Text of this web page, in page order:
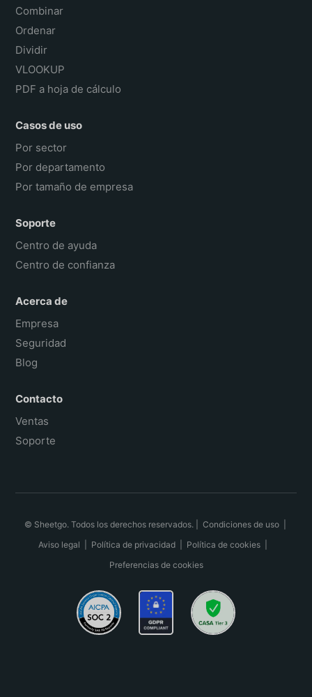
Combinar
Ordenar
Dividir
VLOOKUP
PDF a hoja de cálculo
Casos de uso
Por sector
Por departamento
Por tamaño de empresa
Soporte
Centro de ayuda
Centro de confianza
Acerca de
Empresa
Seguridad
Blog
Contacto
Ventas
Soporte
© Sheetgo. Todos los derechos reservados. | Condiciones de uso|
Aviso legal
Política de privacidad Política de cookies
Preferencias de cookies